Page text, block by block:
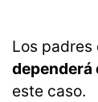
Los
dependerá
este caso.